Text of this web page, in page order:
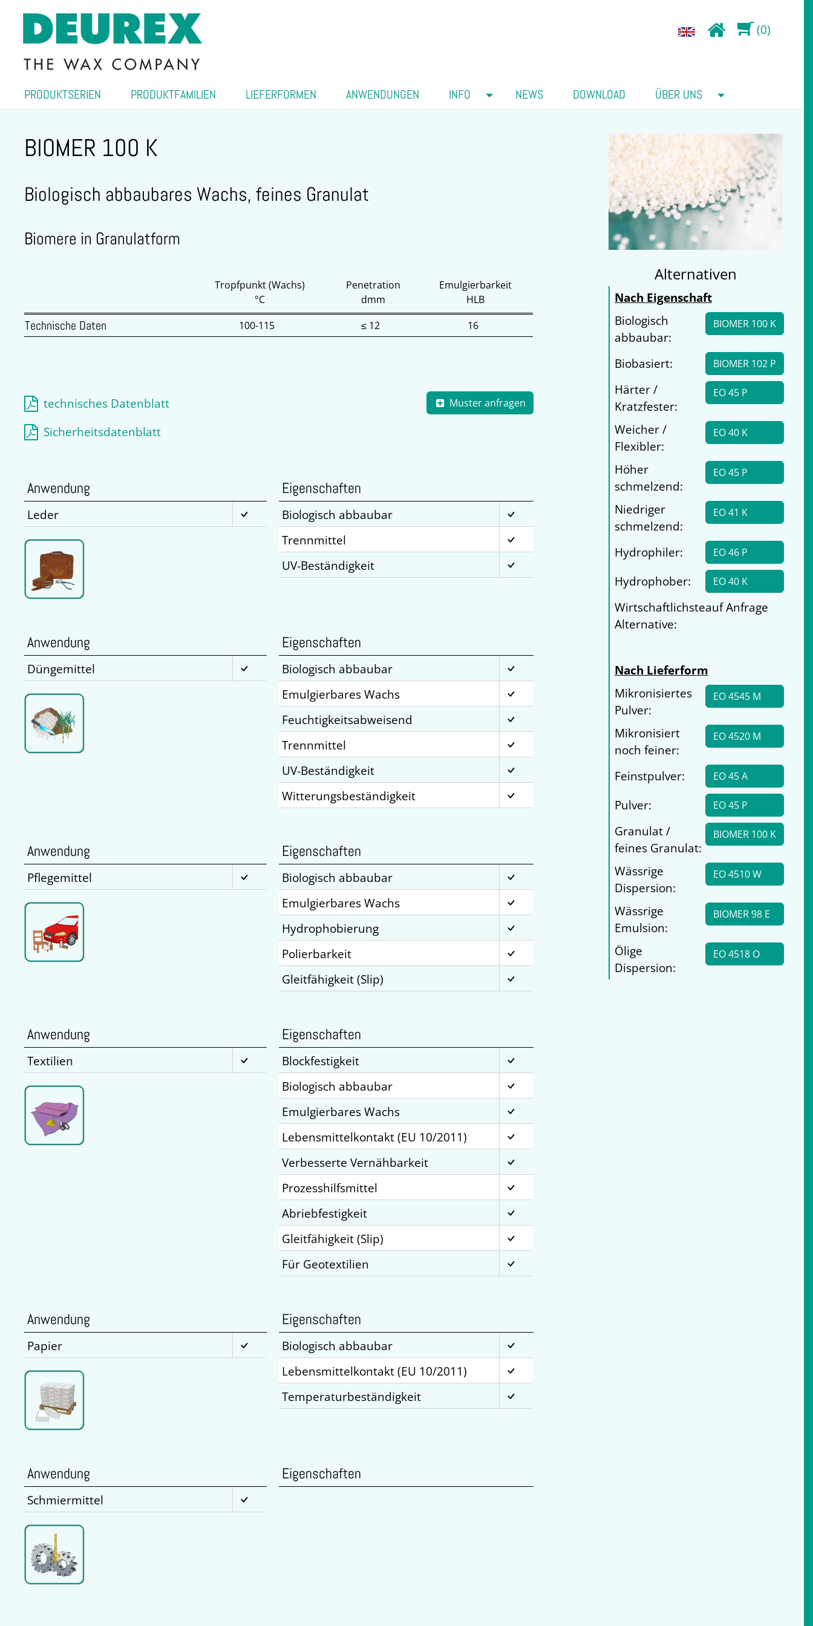
(0)
PRODUKTSERIEN PRODUKTFAMILIEN LIEFERFORMEN ANWENDUNGEN INFO NEWS DOWNLOAD ÜBER UNS
BIOMER 100 K
Biologisch abbaubares Wachs, feines Granulat
Biomere in Granulatform
Tropfpunkt (Wachs)
°C
Penetration
dmm
Emulgierbarkeit
HLB
Technische Daten 100-115 ≤ 12 16
technisches Datenblatt
Sicherheitsdatenblatt
Muster anfragen
Anwendung
Leder
Eigenschaften
Biologisch abbaubar
Trennmittel
UV-Beständigkeit
Anwendung
Düngemittel
Eigenschaften
Biologisch abbaubar
Emulgierbares Wachs
Feuchtigkeitsabweisend
Trennmittel
UV-Beständigkeit
Witterungsbeständigkeit
Anwendung
Pflegemittel
Eigenschaften
Biologisch abbaubar
Emulgierbares Wachs
Hydrophobierung
Polierbarkeit
Gleitfähigkeit (Slip)
Anwendung
Textilien
Eigenschaften
Blockfestigkeit
Biologisch abbaubar
Emulgierbares Wachs
Lebensmittelkontakt (EU 10/2011)
Verbesserte Vernähbarkeit
Prozesshilfsmittel
Abriebfestigkeit
Gleitfähigkeit (Slip)
Für Geotextilien
Anwendung
Papier
Eigenschaften
Biologisch abbaubar
Lebensmittelkontakt (EU 10/2011)
Temperaturbeständigkeit
Anwendung
Schmiermittel
Eigenschaften
Alternativen
Nach Eigenschaft
Biologisch
abbaubar:
BIOMER 100 K
Biobasiert: BIOMER 102 P
Härter /
Kratzfester:
EO 45 P
Weicher /
Flexibler:
EO 40 K
Höher
schmelzend:
EO 45 P
Niedriger
schmelzend:
EO 41 K
Hydrophiler: EO 46 P
Hydrophober: EO 40 K
Wirtschaftlichste
Alternative:
auf Anfrage
Nach Lieferform
Mikronisiertes
Pulver:
EO 4545 M
Mikronisiert
noch feiner:
EO 4520 M
Feinstpulver: EO 45 A
Pulver: EO 45 P
Granulat /
feines Granulat:
BIOMER 100 K
Wässrige
Dispersion:
EO 4510 W
Wässrige
Emulsion:
BIOMER 98 E
Ölige
Dispersion:
EO 4518 O